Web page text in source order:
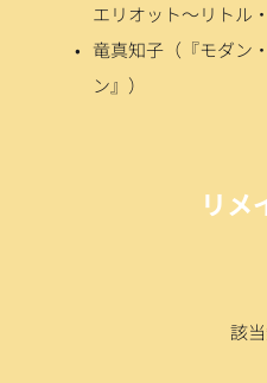
エリオット〜リトル
竜真知子（『モダン
ン』）
リメ
該